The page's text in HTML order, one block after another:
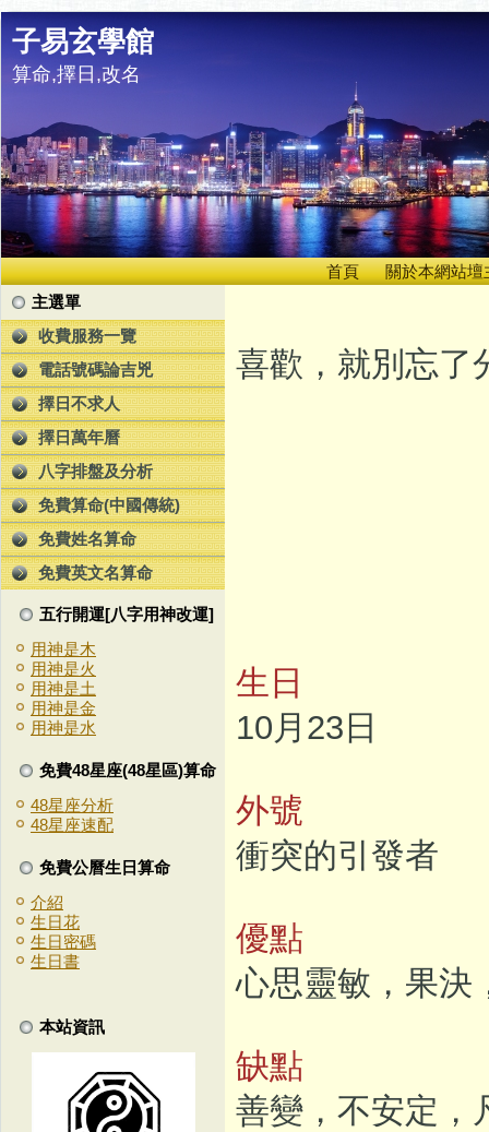
子易玄學館
算命,擇日,改名
首頁
關於本網站壇
主選單
收費服務一覽
電話號碼論吉兇
擇日不求人
擇日萬年曆
八字排盤及分析
免費算命(中國傳統)
免費姓名算命
免費英文名算命
五行開運[八字用神改運]
用神是木
用神是火
用神是土
用神是金
用神是水
免費48星座(48星區)算命
48星座分析
48星座速配
免費公曆生日算命
介紹
生日花
生日密碼
生日書
本站資訊
喜歡，就別忘了
生日
10月23日
外號
衝突的引發者
優點
心思靈敏，果決
缺點
善變，不安定，